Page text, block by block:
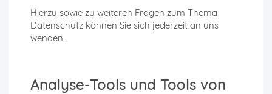
Hierzu sowie zu weiteren Fragen zum Thema
Datenschutz können Sie sich jederzeit an uns
wenden.
Analyse-Tools und Tools von